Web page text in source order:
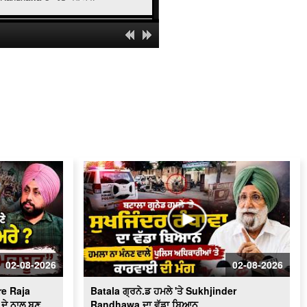
ਪੁਲਿਸ ਤੇ ਬਦਮਾਸ਼ ਹੋਏ ਆਹਮੋ-ਸਾਹਮਣੇ, ਦੇਖੋ
ਮੌਕੇ 'ਤੇ ਕੀ ਬਣੇ ਹਾਲਾਤ
LIVE : Gurdwara Bangla Sahib Delhi
ਤੋਂ Gurbani Kirtan ਦਾ ਸਿੱਧਾ ਪ੍ਰਸਾਰਣ
Cabinet Minister Mohinder Bhagat
Addresses Media | ਅਹਿਮ ਮੁੱਦਿਆਂ ’ਤੇ
ਪ੍ਰੈਸ ਕਾਨਫ਼ਰੰਸ
Congress ਦਾ ਮੁੱਕੇਗਾ ਕਾਟੋ ਕਲੇਸ਼ ?
Fatehgarh Sahib ’ਚ ਇਕੱਠੇ ਹੋਏ ਕਾਂਗਰਸੀ
LIVE
02-08-2026
Raja
02-08-2026
Batala ਗ੍ਰਨੇ.ਡ ਹਮਲੇ 'ਤੇ Sukhjinder